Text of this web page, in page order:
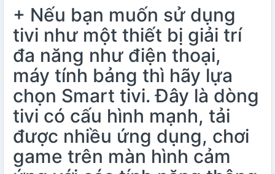
+ Nếu bạn muốn sử dụng
tivi như một thiết bị giải trí
đa năng như điện thoại,
máy tính bảng thì hãy lựa
chọn Smart tivi. Đây là dòng
tivi có cấu hình mạnh, tải
được nhiều ứng dụng, chơi
game trên màn hình cảm